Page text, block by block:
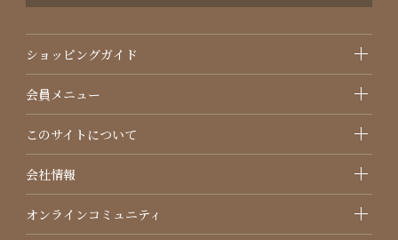
ショッピングガイド
会員メニュー
このサイトについて
会社情報
オンラインコミュニティ